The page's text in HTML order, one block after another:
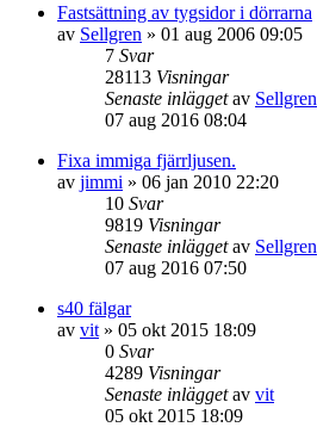
Fastsättning av tygsidor i dörrarna
av Sellgren » 01 aug 2006 09:05
7 Svar
28113 Visningar
Senaste inläggetav Sellgren
07 aug 2016 08:04
Fixa immiga fjärrljusen.
av jimmi » 06 jan 2010 22:20
10 Svar
9819 Visningar
Senaste inläggetav Sellgren
07 aug 2016 07:50
s40 fälgar
av vit » 05 okt 2015 18:09
0 Svar
4289 Visningar
Senaste inläggetav vit
05 okt 2015 18:09